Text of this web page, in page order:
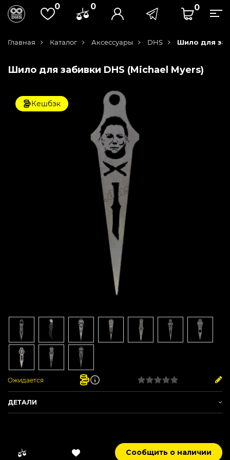
0 0 0
Главная Каталог Аксессуары DHS Шило для
Шило для забивки DHS (Michael Myers)
Кешбэк
Ожидается
ДЕТАЛИ
Бонусные баллы:
1
Сообщить о наличии